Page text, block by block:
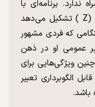
برنامه‌ای با
مخاطبان فراوان که عموم آنها را نیز نسل زد (Z ) تشکیل می‌دهد
که فردی مشهور
عمومی او در ذهن
ویژگی‌هایی برای
الگوبرداری تعبیر
باشد.